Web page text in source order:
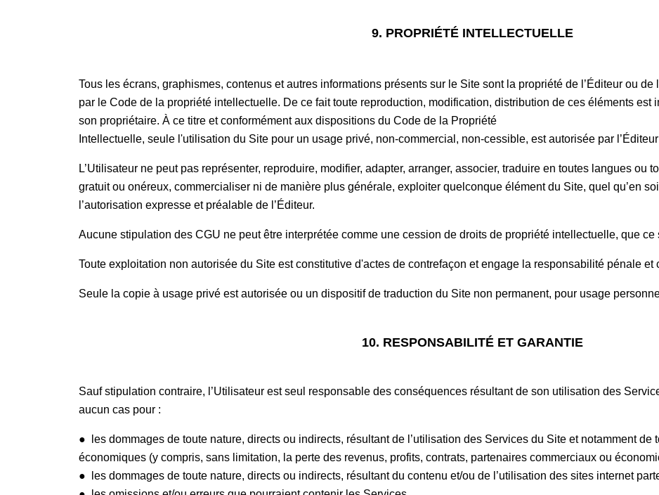
9. PROPRIÉTÉ INTELLECTUELLE
Tous les écrans, graphismes, contenus et autres informations présents sur le Site sont la propriété de l’Éditeur ou
par le Code de la propriété intellectuelle. De ce fait toute reproduction, modification, distribution de ces éléments est
son propriétaire. À ce titre et conformément aux dispositions du Code de la Propriété
Intellectuelle, seule l'utilisation du Site pour un usage privé, non-commercial, non-cessible, est autorisée par
L’Utilisateur ne peut pas représenter, reproduire, modifier, adapter, arranger, associer, traduire en toutes langues ou
gratuit ou onéreux, commercialiser ni de manière plus générale, exploiter quelconque élément du Site, quel qu’en
l’autorisation expresse et préalable de l’Éditeur.
Aucune stipulation des CGU ne peut être interprétée comme une cession de droits de propriété intellectuelle, que ce
Toute exploitation non autorisée du Site est constitutive d'actes de contrefaçon et engage la responsabilité pénale et
Seule la copie à usage privé est autorisée ou un dispositif de traduction du Site non permanent, pour usage
10. RESPONSABILITÉ ET GARANTIE
Sauf stipulation contraire, l’Utilisateur est seul responsable des conséquences résultant de son utilisation des
aucun cas pour :
● les dommages de toute nature, directs ou indirects, résultant de l’utilisation des Services du Site et notamment de
économiques (y compris, sans limitation, la perte des revenus, profits, contrats, partenaires commerciaux ou
● les dommages de toute nature, directs ou indirects, résultant du contenu et/ou de l’utilisation des sites internet